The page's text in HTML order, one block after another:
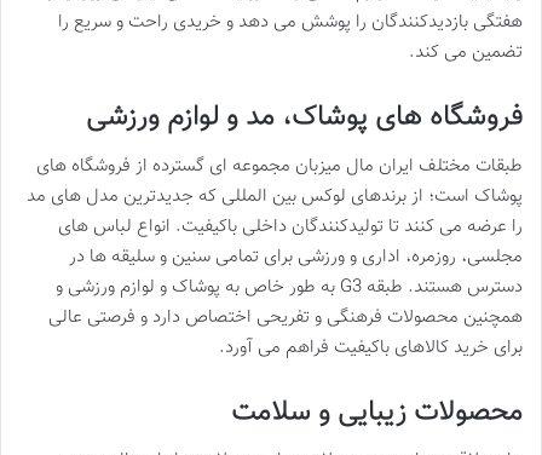
هفتگی بازدیدکنندگان را پوشش می دهد و خریدی راحت و سریع را
تضمین می کند.
فروشگاه های پوشاک، مد و لوازم ورزشی
طبقات مختلف ایران مال میزبان مجموعه ای گسترده از فروشگاه های
پوشاک است؛ از برندهای لوکس بین المللی که جدیدترین مدل های مد
را عرضه می کنند تا تولیدکنندگان داخلی باکیفیت. انواع لباس های
مجلسی، روزمره، اداری و ورزشی برای تمامی سنین و سلیقه ها در
دسترس هستند. طبقه G3 به طور خاص به پوشاک و لوازم ورزشی و
همچنین محصولات فرهنگی و تفریحی اختصاص دارد و فرصتی عالی
برای خرید کالاهای باکیفیت فراهم می آورد.
محصولات زیبایی و سلامت